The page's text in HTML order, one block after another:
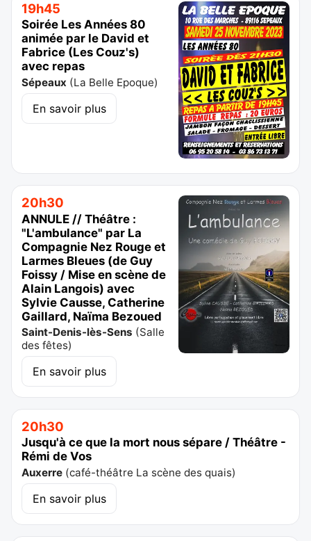
19h45
Soirée Les Années 80
animée par le David et
Fabrice (Les Couz's)
avec repas
Sépeaux (La Belle Epoque)
En savoir plus
20h30
ANNULE // Théâtre :
"L'ambulance" par La
Compagnie Nez Rouge et
Larmes Bleues (de Guy
Foissy / Mise en scène de
Alain Langois) avec
Sylvie Causse, Catherine
Gaillard, Naïma Bezoued
Saint-Denis-lès-Sens (Salle
des fêtes)
En savoir plus
20h30
Jusqu'à ce que la mort nous sépare / Théâtre -
Rémi de Vos
Auxerre (café-théâtre La scène des quais)
En savoir plus